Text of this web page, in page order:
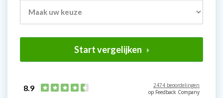
Start vergelijken
8.9
2474 beoordelingen
op Feedback Company